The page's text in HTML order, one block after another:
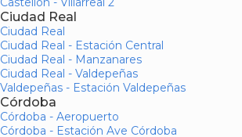
Ciudad Real
Ciudad Real
Ciudad Real - Estación Central
Ciudad Real - Manzanares
Ciudad Real - Valdepeñas
Valdepeñas - Estación Valdepeñas
Córdoba
Córdoba - Aeropuerto
Córdoba - Estación Ave Córdoba